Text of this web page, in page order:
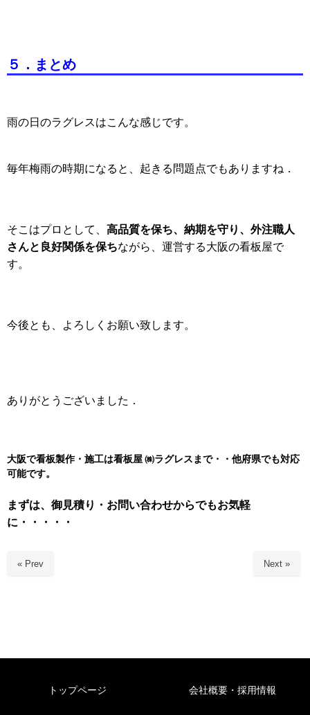
５．まとめ
雨の日のラグレスはこんな感じです。
毎年梅雨の時期になると、起きる問題点でもありますね．
そこはプロとして、 高品質を保ち、納期を守り、外注職人
さんと良好関係を保ちながら、運営する大阪の看板屋で
す。
今後とも、よろしくお願い致します。
ありがとうございました．
大阪で看板製作・施工は看板屋 ㈱ラグレスまで・・他府県でも対応
可能です。
まずは、御見積り・お問い合わせからでもお気軽
に・・・・・
« Prev Next »
トップページ 会社概要・採用情報